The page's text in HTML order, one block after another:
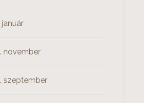
január
november
szeptember